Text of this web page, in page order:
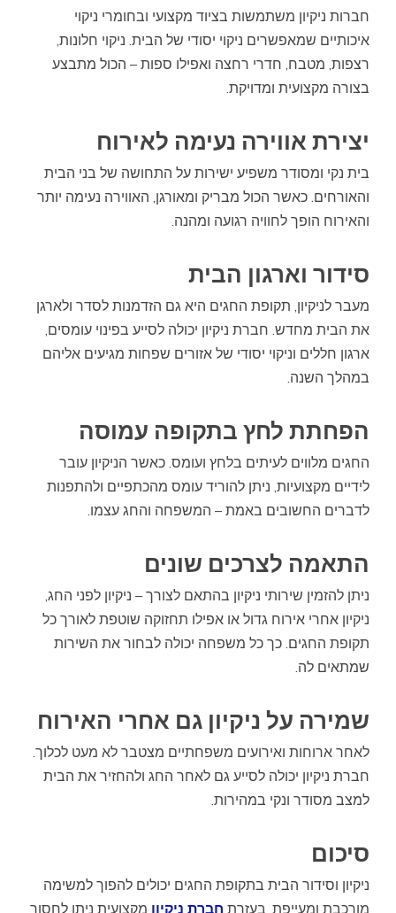
חברות ניקיון משתמשות בציוד מקצועי ובחומרי ניקוי
איכותיים שמאפשרים ניקוי יסודי של הבית. ניקוי חלונות,
רצפות, מטבח, חדרי רחצה ואפילו ספות – הכול מתבצע
בצורה מקצועית ומדויקת.
יצירת אווירה נעימה לאירוח
בית נקי ומסודר משפיע ישירות על התחושה של בני הבית
והאורחים. כאשר הכול מבריק ומאורגן, האווירה נעימה יותר
והאירוח הופך לחוויה רגועה ומהנה.
סידור וארגון הבית
מעבר לניקיון, תקופת החגים היא גם הזדמנות לסדר ולארגן
את הבית מחדש. חברת ניקיון יכולה לסייע בפינוי עומסים,
ארגון חללים וניקוי יסודי של אזורים שפחות מגיעים אליהם
במהלך השנה.
הפחתת לחץ בתקופה עמוסה
החגים מלווים לעיתים בלחץ ועומס. כאשר הניקיון עובר
לידיים מקצועיות, ניתן להוריד עומס מהכתפיים ולהתפנות
לדברים החשובים באמת – המשפחה והחג עצמו.
התאמה לצרכים שונים
ניתן להזמין שירותי ניקיון בהתאם לצורך – ניקיון לפני החג,
ניקיון אחרי אירוח גדול או אפילו תחזוקה שוטפת לאורך כל
תקופת החגים. כך כל משפחה יכולה לבחור את השירות
שמתאים לה.
שמירה על ניקיון גם אחרי האירוח
לאחר ארוחות ואירועים משפחתיים מצטבר לא מעט לכלוך.
חברת ניקיון יכולה לסייע גם לאחר החג ולהחזיר את הבית
למצב מסודר ונקי במהירות.
סיכום
ניקיון וסידור הבית בתקופת החגים יכולים להפוך למשימה
מורכבת ומעייפת. בעזרת חברת ניקיון מקצועית ניתן לחסוך